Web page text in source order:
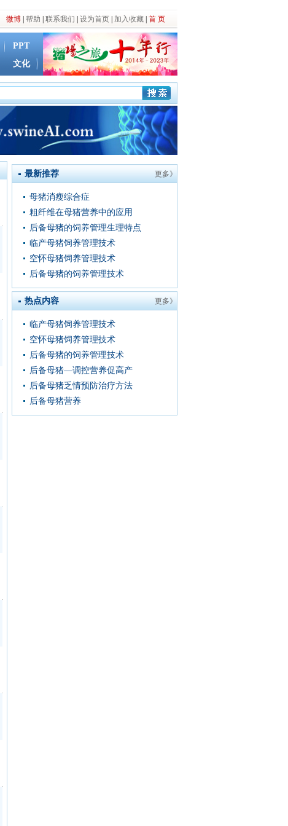
微博 帮助 联系我们 设为首页 加入收藏 首 页
PPT
文化
最新推荐 更多》
母猪消瘦综合症
粗纤维在母猪营养中的应用
后备母猪的饲养管理生理特点
临产母猪饲养管理技术
空怀母猪饲养管理技术
后备母猪的饲养管理技术
热点内容 更多》
临产母猪饲养管理技术
空怀母猪饲养管理技术
后备母猪的饲养管理技术
后备母猪—调控营养促高产
后备母猪乏情预防治疗方法
后备母猪营养